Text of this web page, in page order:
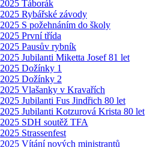
2025 Táborák
2025 Rybářské závody
2025 S požehnáním do školy
2025 První třída
2025 Pausův rybník
2025 Jubilanti Miketta Josef 81 let
2025 Dožínky 1
2025 Dožínky 2
2025 Vlašanky v Kravařích
2025 Jubilanti Fus Jindřich 80 let
2025 Jubilanti Kotzurová Krista 80 let
2025 SDH soutěž TFA
2025 Strassenfest
2025 Vítání nových ministrantů